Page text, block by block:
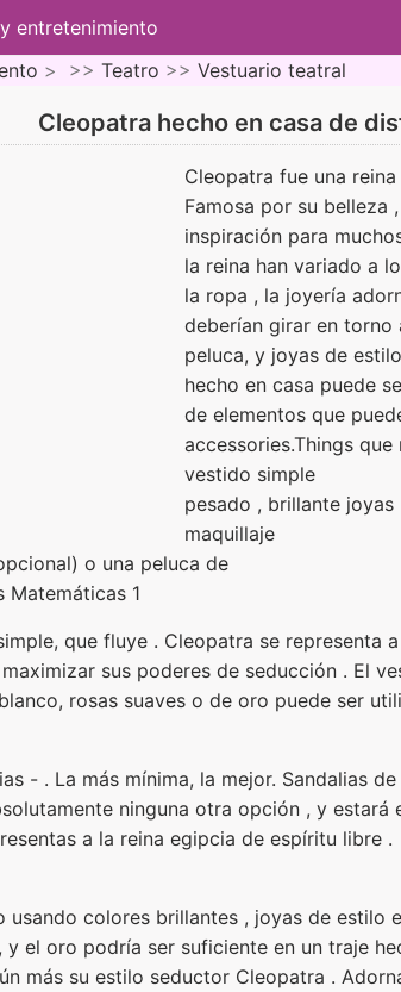
entretenimiento
> >> Teatro >> Vestuario teatral
Cleopatra hecho en casa de
Cleopatra fue una
Famosa por su belleza
inspiración para
la reina han variado a
la ropa , la joyería
deberían girar en torno
peluca, y joyas de
hecho en casa puede
de elementos que
accessories.Things
vestido simple
pesado , brillante joyas
maquillaje
o una peluca de
Matemáticas 1
que fluye . Cleopatra se representa
sus poderes de seducción . El
rosas suaves o de oro puede ser
- . La más mínima, la mejor. Sandalias
ninguna otra opción , y
a la reina egipcia de espíritu libre .
usando colores brillantes , joyas de
el oro podría ser suficiente en un traje
más su estilo seductor Cleopatra .